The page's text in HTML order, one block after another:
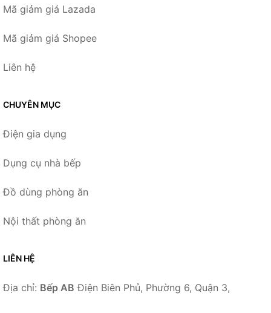
Mã giảm giá Lazada
Mã giảm giá Shopee
Liên hệ
CHUYÊN MỤC
Điện gia dụng
Dụng cụ nhà bếp
Đồ dùng phòng ăn
Nội thất phòng ăn
LIÊN HỆ
Địa chỉ: Bếp AB Điện Biên Phủ, Phường 6, Quận 3,